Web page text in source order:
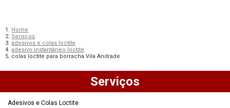
Home
Serviços
adesivos e colas loctite
adesivo instantâneo loctite
colas loctite para borracha Vila Andrade
Serviços
Adesivos e Colas Loctite